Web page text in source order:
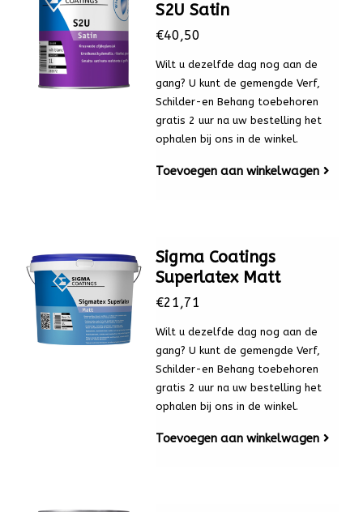
S2U Satin
€40,50
Wilt u dezelfde dag nog aan de
gang? U kunt de gemengde Verf,
Schilder-en Behang toebehoren
gratis 2 uur na uw bestelling het
ophalen bij ons in de winkel.
Toevoegen aan winkelwagen
Sigma Coatings
Superlatex Matt
€21,71
Wilt u dezelfde dag nog aan de
gang? U kunt de gemengde Verf,
Schilder-en Behang toebehoren
gratis 2 uur na uw bestelling het
ophalen bij ons in de winkel.
Toevoegen aan winkelwagen